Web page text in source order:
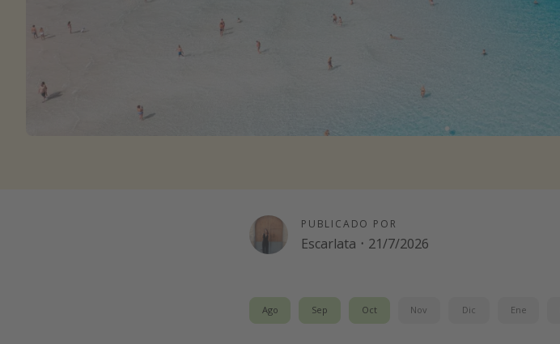
PUBLICADO POR
Escarlata · 21/7/2026
Ago Sep Oct Nov Dic Ene